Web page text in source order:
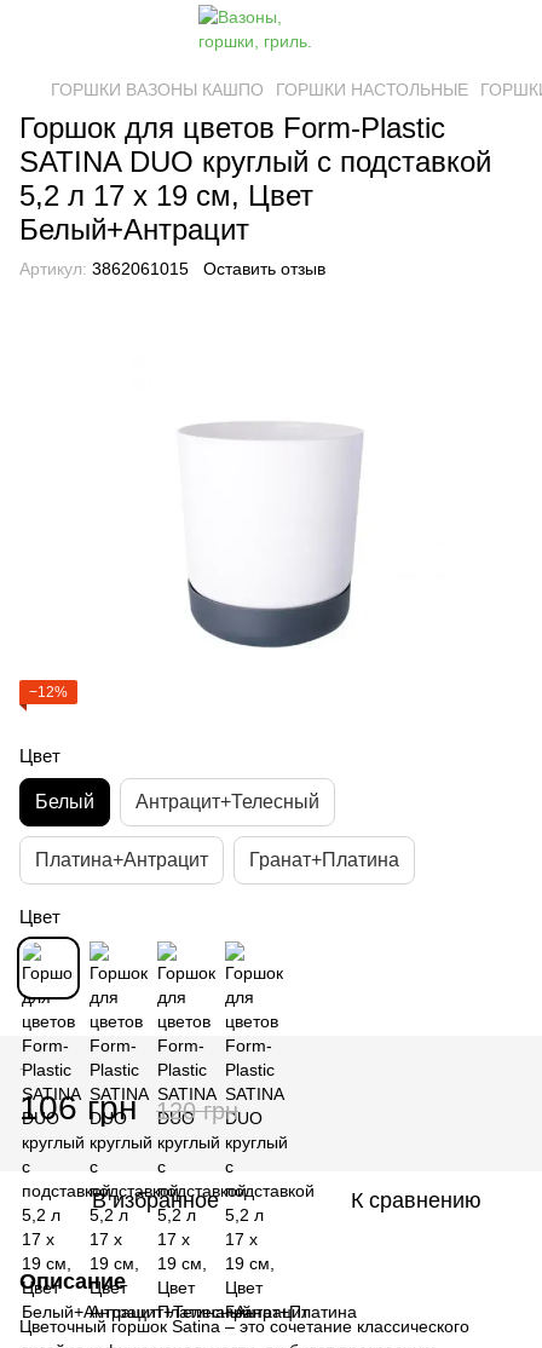
ГОРШКИ ВАЗОНЫ КАШПО ГОРШКИ НАСТОЛЬНЫЕ
Горшок для цветов Form-Plastic
SATINA DUO круглый с подставкой
5,2 л 17 х 19 см, Цвет
Белый+Антрацит
Артикул: 3862061015 Оставить отзыв
−12%
Цвет
Белый Антрацит+Телесный
Платина+Антрацит Гранат+Платина
Цвет
-
106 грн 120 грн
В избранное К сравнению
Описание
Цветочный горшок Satina – это сочетание классического